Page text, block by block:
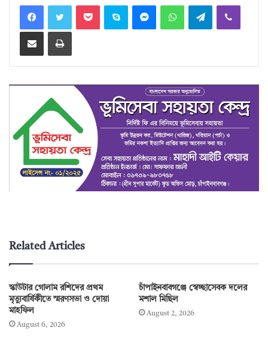
FacebookTwitter Pocket Skype MessengerWhatsAppTelegramViber
Share via Email Print
Related Articles
স্কাউটার গোলাম রশিদের প্রথম
মৃত্যুবার্ষিকীতে স্মরণসভা ও দোয়া
মাহফিল
August 6, 2026
চাঁপাইনবাবগঞ্জে স্বেচ্ছাসেবক দলের
মশাল মিছিল
August 2, 2026